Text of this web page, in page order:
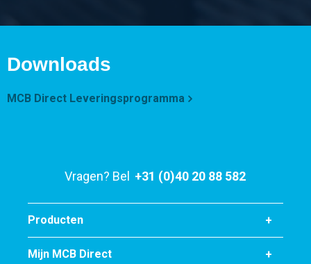
Downloads
MCB Direct Leveringsprogramma
Vragen? Bel +31 (0)40 20 88 582
Producten
Mijn MCB Direct